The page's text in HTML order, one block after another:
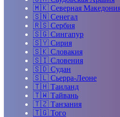
🇲🇰 Северная
🇸🇳 Сенегал
🇷🇸 Сербия
🇸🇬 Сингапур
🇸🇾 Сирия
🇸🇰 Словакия
🇸🇮 Словения
🇸🇩 Судан
🇸🇱 Сьерра-Леоне
🇹🇭 Таиланд
🇹🇼 Тайвань
🇹🇿 Танзания
🇹🇬 Того